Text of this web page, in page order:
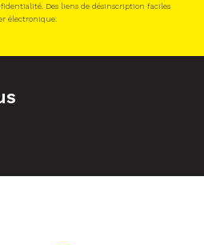
Des liens de désinscription faciles
électronique.